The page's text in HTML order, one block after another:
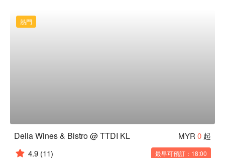
熱門
Delia Wines & Bistro @ TTDI KL MYR 0 起
4.9 (11) 最早可預訂：18:00